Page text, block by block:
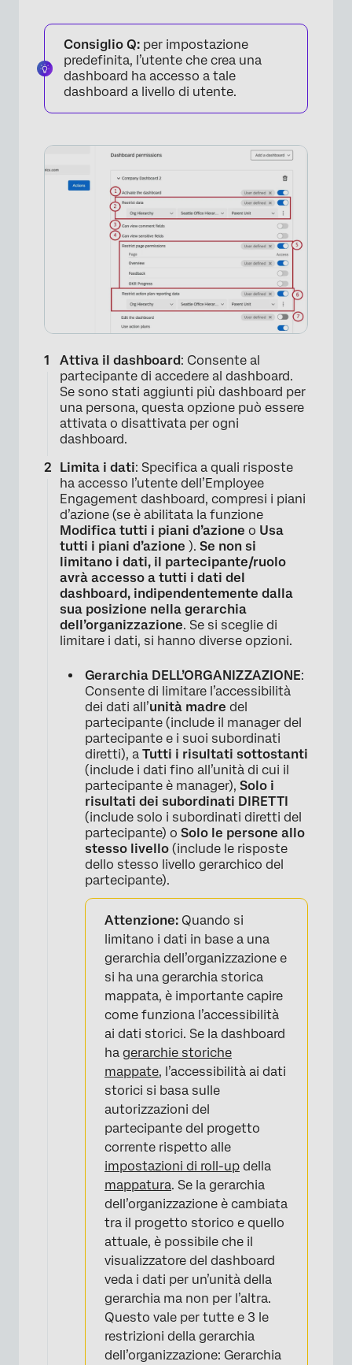
Consiglio Q: per impostazione
predefinita, l’utente che crea una
dashboard ha accesso a tale
dashboard a livello di utente.
Attiva il dashboard: Consente al
partecipante di accedere al dashboard.
Se sono stati aggiunti più dashboard per
una persona, questa opzione può essere
attivata o disattivata per ogni
dashboard.
Limita i dati: Specifica a quali risposte
ha accesso l’utente dell’Employee
Engagement dashboard, compresi i piani
d’azione (se è abilitata la funzione
Modifica tutti i piani d’azione o Usa
tutti i piani d’azione ). Se non si
limitano i dati, il partecipante/ruolo
avrà accesso a tutti i dati del
dashboard, indipendentemente dalla
sua posizione nella gerarchia
dell’organizzazione. Se si sceglie di
limitare i dati, si hanno diverse opzioni.
Gerarchia DELL’ORGANIZZAZIONE:
Consente di limitare l’accessibilità
dei dati all’unità madre del
partecipante (include il manager del
partecipante e i suoi subordinati
diretti), a Tutti i risultati sottostanti
(include i dati fino all’unità di cui il
partecipante è manager), Solo i
risultati dei subordinati DIRETTI
(include solo i subordinati diretti del
partecipante) o Solo le persone allo
stesso livello (include le risposte
dello stesso livello gerarchico del
partecipante).
Attenzione: Quando si
limitano i dati in base a una
gerarchia dell’organizzazione e
si ha una gerarchia storica
mappata, è importante capire
come funziona l’accessibilità
ai dati storici. Se la dashboard
ha gerarchie storiche
mappate, l’accessibilità ai dati
storici si basa sulle
autorizzazioni del
partecipante del progetto
corrente rispetto alle
impostazioni di roll-up della
mappatura. Se la gerarchia
dell’organizzazione è cambiata
tra il progetto storico e quello
attuale, è possibile che il
visualizzatore del dashboard
veda i dati per un’unità della
gerarchia ma non per l’altra.
Questo vale per tutte e 3 le
restrizioni della gerarchia
dell’organizzazione: Gerarchia